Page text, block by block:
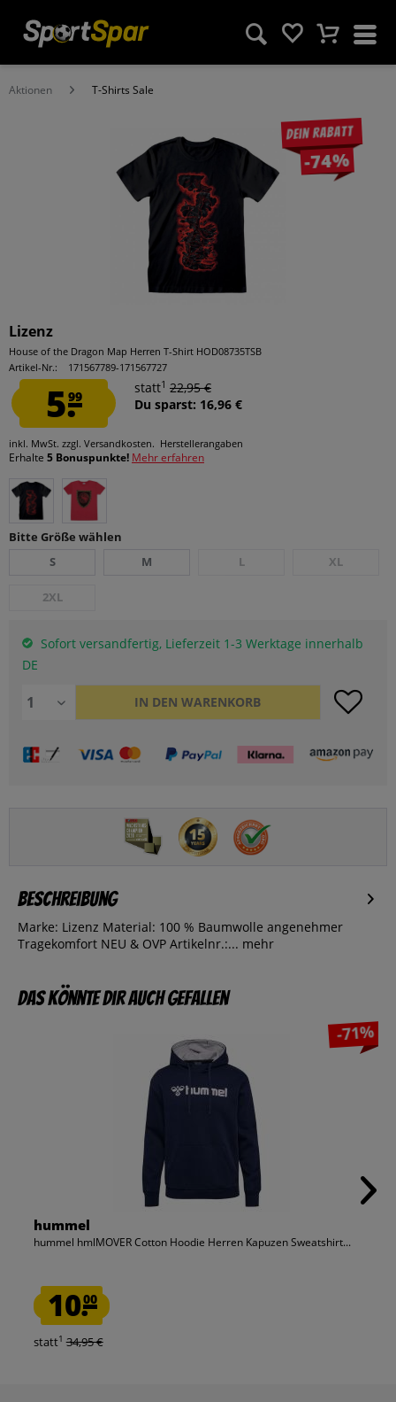
Aktionen T-Shirts Sale
Dein Rabatt
-74%
Lizenz
House of the Dragon Map Herren T-Shirt HOD08735TSB
Artikel-Nr.:
171567789-171567727
5.99
statt1 22,95 €
Du sparst: 16,96 €
inkl. MwSt. zzgl. Versandkosten. Herstellerangaben
Erhalte 5 Bonuspunkte! Mehr erfahren
Bitte Größe wählen
S
M L XL
2XL
Sofort versandfertig, Lieferzeit 1-3 Werktage innerhalb
DE
IN DEN WARENKORB
Beschreibung
Marke: Lizenz Material: 100 % Baumwolle angenehmer
Tragekomfort NEU & OVP Artikelnr.:... mehr
Das könnte dir auch gefallen
-71%
hummel
hummel hmlMOVER Cotton Hoodie Herren Kapuzen Sweatshirt...
10.00
statt1 34,95 €